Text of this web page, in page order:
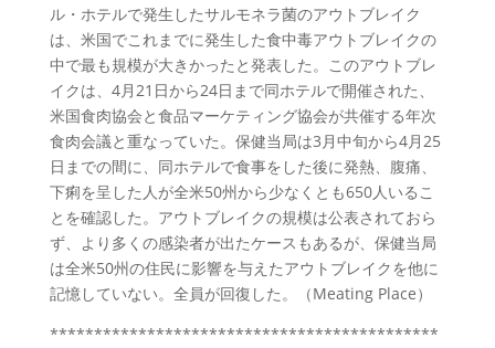
ル・ホテルで発生したサルモネラ菌のアウトブレイク
は、米国でこれまでに発生した食中毒アウトブレイクの
中で最も規模が大きかったと発表した。このアウトブレ
イクは、4月21日から24日まで同ホテルで開催された、
米国食肉協会と食品マーケティング協会が共催する年次
食肉会議と重なっていた。保健当局は3月中旬から4月25
日までの間に、同ホテルで食事をした後に発熱、腹痛、
下痢を呈した人が全米50州から少なくとも650人いるこ
とを確認した。アウトブレイクの規模は公表されておら
ず、より多くの感染者が出たケースもあるが、保健当局
は全米50州の住民に影響を与えたアウトブレイクを他に
記憶していない。全員が回復した。（Meating Place）
********************************************